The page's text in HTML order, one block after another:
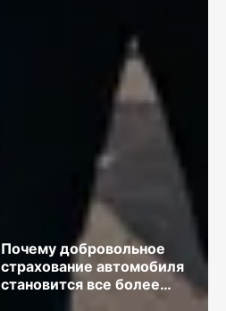
Почему добровольное
страхование автомобиля
становится все более